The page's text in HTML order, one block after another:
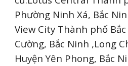
Phường Ninh Xá, Bắc
View City Thành phố
Cường, Bắc Ninh ,Long
Huyện Yên Phong, Bắc